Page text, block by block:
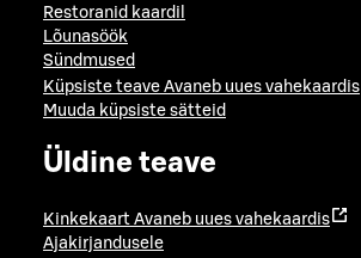
Restoranid kaardil
Lõunasöök
Sündmused
Küpsiste teave Avaneb uues vahekaardis
Muuda küpsiste sätteid
Üldine teave
Kinkekaart Avaneb uues vahekaardis
Ajakirjandusele